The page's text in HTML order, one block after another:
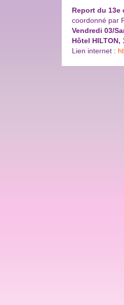
Report du 13e
coordonné par
Vendredi 03/
Hôtel HILTON,
Lien internet :